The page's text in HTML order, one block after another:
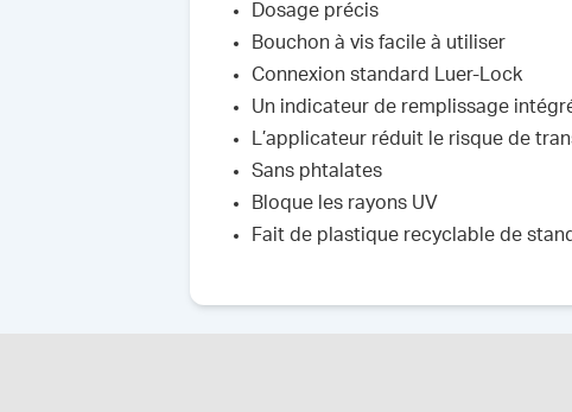
Dosage précis
Bouchon à vis facile à utiliser
Connexion standard Luer-Lock
Un indicateur de remplissage
L’applicateur réduit le risque de
Sans phtalates
Bloque les rayons UV
Fait de plastique recyclable de